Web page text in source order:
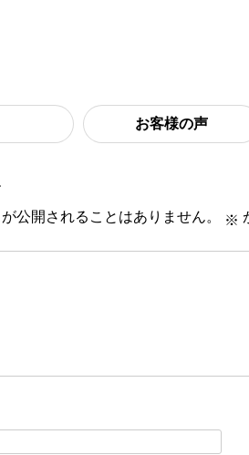
お客様の声
公開されることはありません。
※